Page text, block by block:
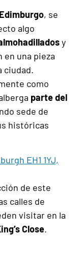
, se
algo
y
en una pieza
ciudad.
como
parte del
sede de
históricas
EH1 1YJ,
de este
calles de
visitar en la
Close.